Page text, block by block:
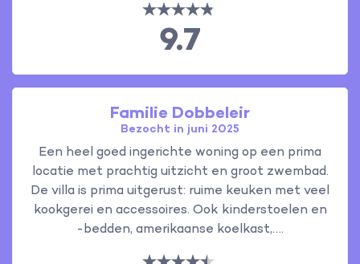
9.7
Familie Dobbeleir
Bezocht in juni 2025
Een heel goed ingerichte woning op een prima
locatie met prachtig uitzicht en groot zwembad.
De villa is prima uitgerust: ruime keuken met veel
kookgerei en accessoires. Ook kinderstoelen en
-bedden, amerikaanse koelkast,….